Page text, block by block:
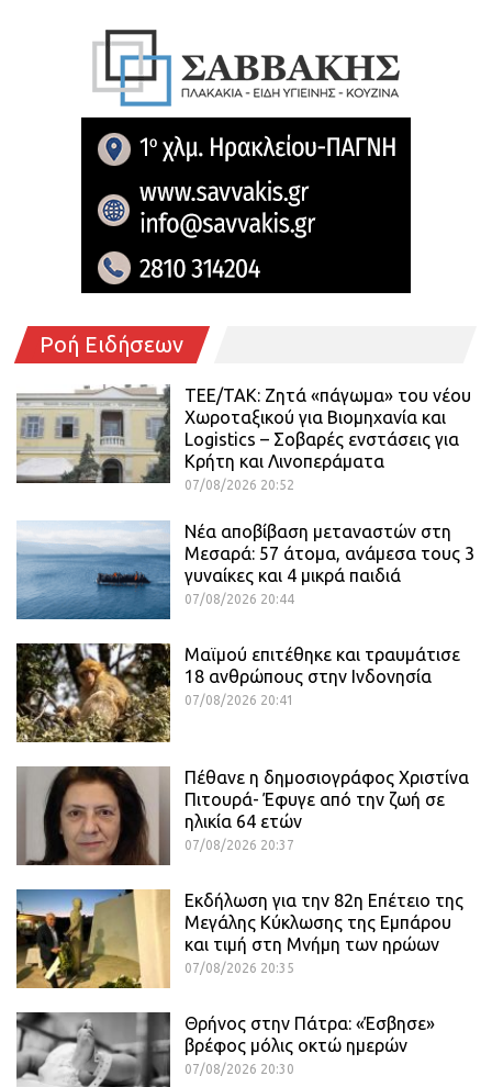
Ροή Ειδήσεων
ΤΕΕ/ΤΑΚ: Ζητά «πάγωμα» του νέου
Χωροταξικού για Βιομηχανία και
Logistics – Σοβαρές ενστάσεις για
Κρήτη και Λινοπεράματα
07/08/2026 20:52
Νέα αποβίβαση μεταναστών στη
Μεσαρά: 57 άτομα, ανάμεσα τους 3
γυναίκες και 4 μικρά παιδιά
07/08/2026 20:44
Μαϊμού επιτέθηκε και τραυμάτισε
18 ανθρώπους στην Ινδονησία
07/08/2026 20:41
Πέθανε η δημοσιογράφος Χριστίνα
Πιτουρά- Έφυγε από την ζωή σε
ηλικία 64 ετών
07/08/2026 20:37
Εκδήλωση για την 82η Επέτειο της
Μεγάλης Κύκλωσης της Εμπάρου
και τιμή στη Μνήμη των ηρώων
07/08/2026 20:35
Θρήνος στην Πάτρα: «Έσβησε»
βρέφος μόλις οκτώ ημερών
07/08/2026 20:30